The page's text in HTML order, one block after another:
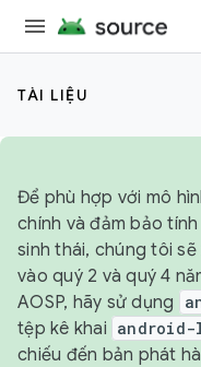
TÀI LIỆU
Để phù hợp với mô
chính và đảm bảo
sinh thái, chúng tôi
vào quý 2 và quý 4
AOSP, hãy sử dụng
tệp kê khai
chiếu đến bản phát